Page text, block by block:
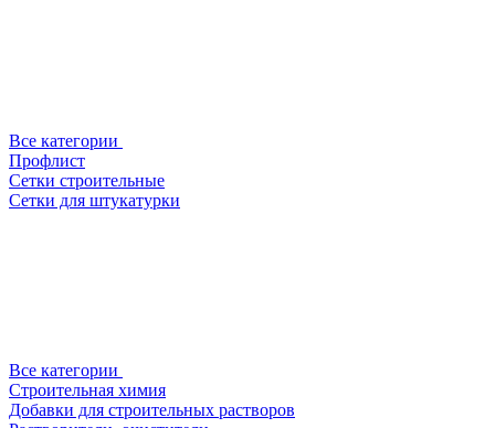
Все категории
Профлист
Сетки строительные
Сетки для штукатурки
Все категории
Строительная химия
Добавки для строительных растворов